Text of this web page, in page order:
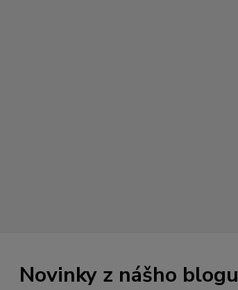
Novinky z nášho blogu